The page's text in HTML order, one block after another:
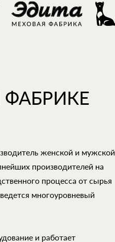
женской и мужской
производителей на
процесса от сырья
многоуровневый
и работает